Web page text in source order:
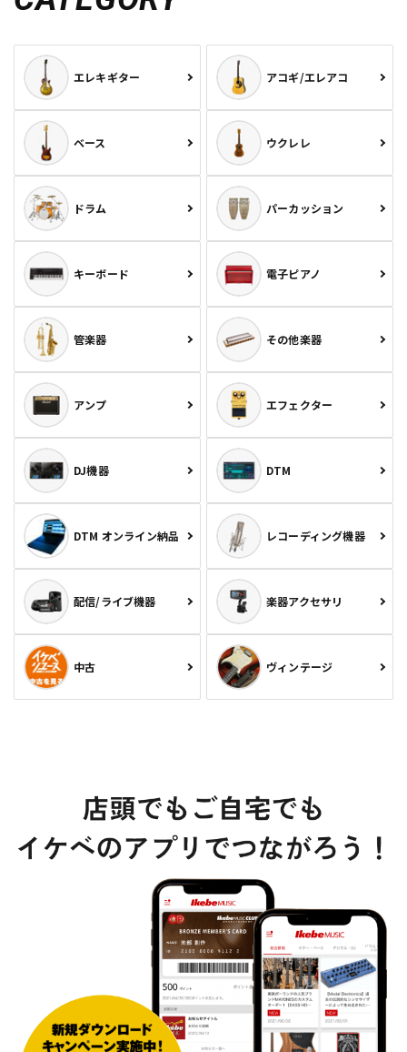
エレキギター アコギ/エレアコ
ベース ウクレレ
ドラム パーカッション
キーボード 電子ピアノ
管楽器 その他楽器
アンプ エフェクター
DJ機器 DTM
DTM オンライン納品 レコーディング機器
配信/ライブ機器 楽器アクセサリ
中古 ヴィンテージ